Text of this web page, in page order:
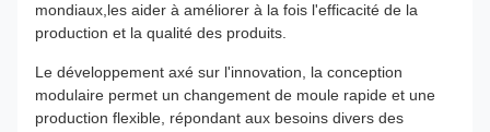
mondiaux,les aider à améliorer à la fois l'efficacité de la
production et la qualité des produits.
Le développement axé sur l'innovation, la conception
modulaire permet un changement de moule rapide et une
production flexible, répondant aux besoins divers des